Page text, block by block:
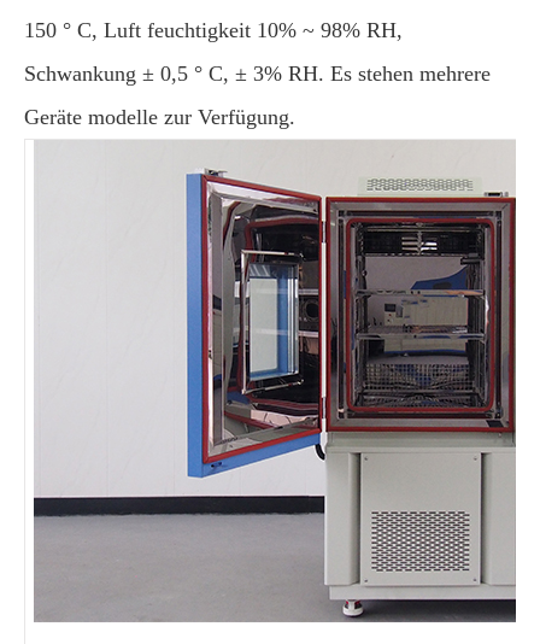
150 ° C, Luft feuchtigkeit 10% ~ 98% RH,
Schwankung ± 0,5 ° C, ± 3% RH. Es stehen mehrere
Geräte modelle zur Verfügung.